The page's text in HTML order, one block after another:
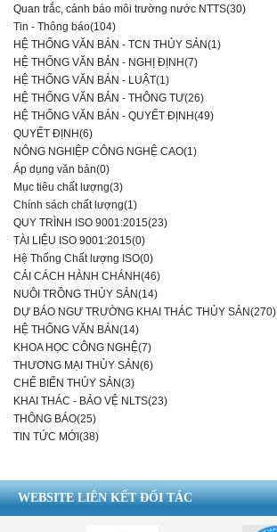
Quan trắc, cảnh báo môi trường nước NTTS(30)
Tin - Thông báo(104)
HỆ THỐNG VĂN BẢN - TCN THỦY SẢN(1)
HỆ THỐNG VĂN BẢN - NGHỊ ĐỊNH(7)
HỆ THỐNG VĂN BẢN - LUẬT(1)
HỆ THỐNG VĂN BẢN - THÔNG TƯ(26)
HỆ THỐNG VĂN BẢN - QUYẾT ĐỊNH(49)
QUYẾT ĐỊNH(6)
NÔNG NGHIỆP CÔNG NGHỆ CAO(1)
Áp dụng văn bản(0)
Mục tiêu chất lượng(3)
Chính sách chất lượng(1)
QUY TRÌNH ISO 9001:2015(23)
TÀI LIỆU ISO 9001:2015(0)
Hệ Thống Chất lượng ISO(0)
CẢI CÁCH HÀNH CHÁNH(46)
NUÔI TRỒNG THỦY SẢN(14)
DỰ BÁO NGƯ TRƯỜNG KHAI THÁC THỦY SẢN(270)
HỆ THỐNG VĂN BẢN(14)
KHOA HỌC CÔNG NGHỆ(7)
THƯƠNG MẠI THỦY SẢN(6)
CHẾ BIẾN THỦY SẢN(3)
KHAI THÁC - BẢO VỆ NLTS(23)
THÔNG BÁO(25)
TIN TỨC MỚI(38)
WEBSITE LIÊN KẾT ĐỐI TÁC